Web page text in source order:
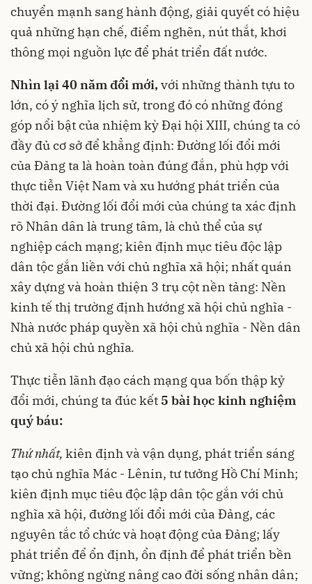
chuyển mạnh sang hành động, giải quyết có hiệu
quả những hạn chế, điểm nghẽn, nút thắt, khơi
thông mọi nguồn lực để phát triển đất nước.
Nhìn lại 40 năm đổi mới, với những thành tựu to
lớn, có ý nghĩa lịch sử, trong đó có những đóng
góp nổi bật của nhiệm kỳ Đại hội XIII, chúng ta có
đầy đủ cơ sở để khẳng định: Đường lối đổi mới
của Đảng ta là hoàn toàn đúng đắn, phù hợp với
thực tiễn Việt Nam và xu hướng phát triển của
thời đại. Đường lối đổi mới của chúng ta xác định
rõ Nhân dân là trung tâm, là chủ thể của sự
nghiệp cách mạng; kiên định mục tiêu độc lập
dân tộc gắn liền với chủ nghĩa xã hội; nhất quán
xây dựng và hoàn thiện 3 trụ cột nền tảng: Nền
kinh tế thị trường định hướng xã hội chủ nghĩa -
Nhà nước pháp quyền xã hội chủ nghĩa - Nền dân
chủ xã hội chủ nghĩa.
Thực tiễn lãnh đạo cách mạng qua bốn thập kỷ
đổi mới, chúng ta đúc kết 5 bài học kinh nghiệm
quý báu:
Thứ nhất, kiên định và vận dụng, phát triển sáng
tạo chủ nghĩa Mác - Lênin, tư tưởng Hồ Chí Minh;
kiên định mục tiêu độc lập dân tộc gắn với chủ
nghĩa xã hội, đường lối đổi mới của Đảng, các
nguyên tắc tổ chức và hoạt động của Đảng; lấy
phát triển để ổn định, ổn định để phát triển bền
vững; không ngừng nâng cao đời sống nhân dân;